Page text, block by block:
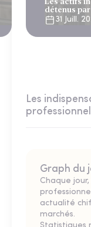
détenus par
31 Juill.
Les
Graph du
Chaque
actualité
marchés.